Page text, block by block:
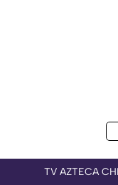
TV AZTECA